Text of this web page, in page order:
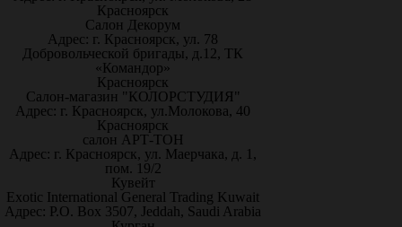
Красноярск
Салон Декорум
Адрес: г. Красноярск, ул. 78
Добровольческой бригады, д.12, ТК
«Командор»
Красноярск
Салон-магазин "КОЛОРСТУДИЯ"
Адрес: г. Красноярск, ул.Молокова, 40
Красноярск
салон АРТ-ТОН
Адрес: г. Красноярск, ул. Маерчака, д. 1,
пом. 19/2
Кувейт
Exotic International General Trading Kuwait
Адрес: P.O. Box 3507, Jeddah, Saudi Arabia